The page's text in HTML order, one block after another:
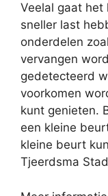
Veelal gaat het
sneller last
onderdelen
vervangen
gedetecteerd
voorkomen
kunt genieten.
een kleine
kleine beurt
Tjeerdsma